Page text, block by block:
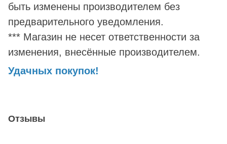
быть изменены производителем без
предварительного уведомления.
*** Магазин не несет ответственности за
изменения, внесённые производителем.
Удачных покупок!
Отзывы